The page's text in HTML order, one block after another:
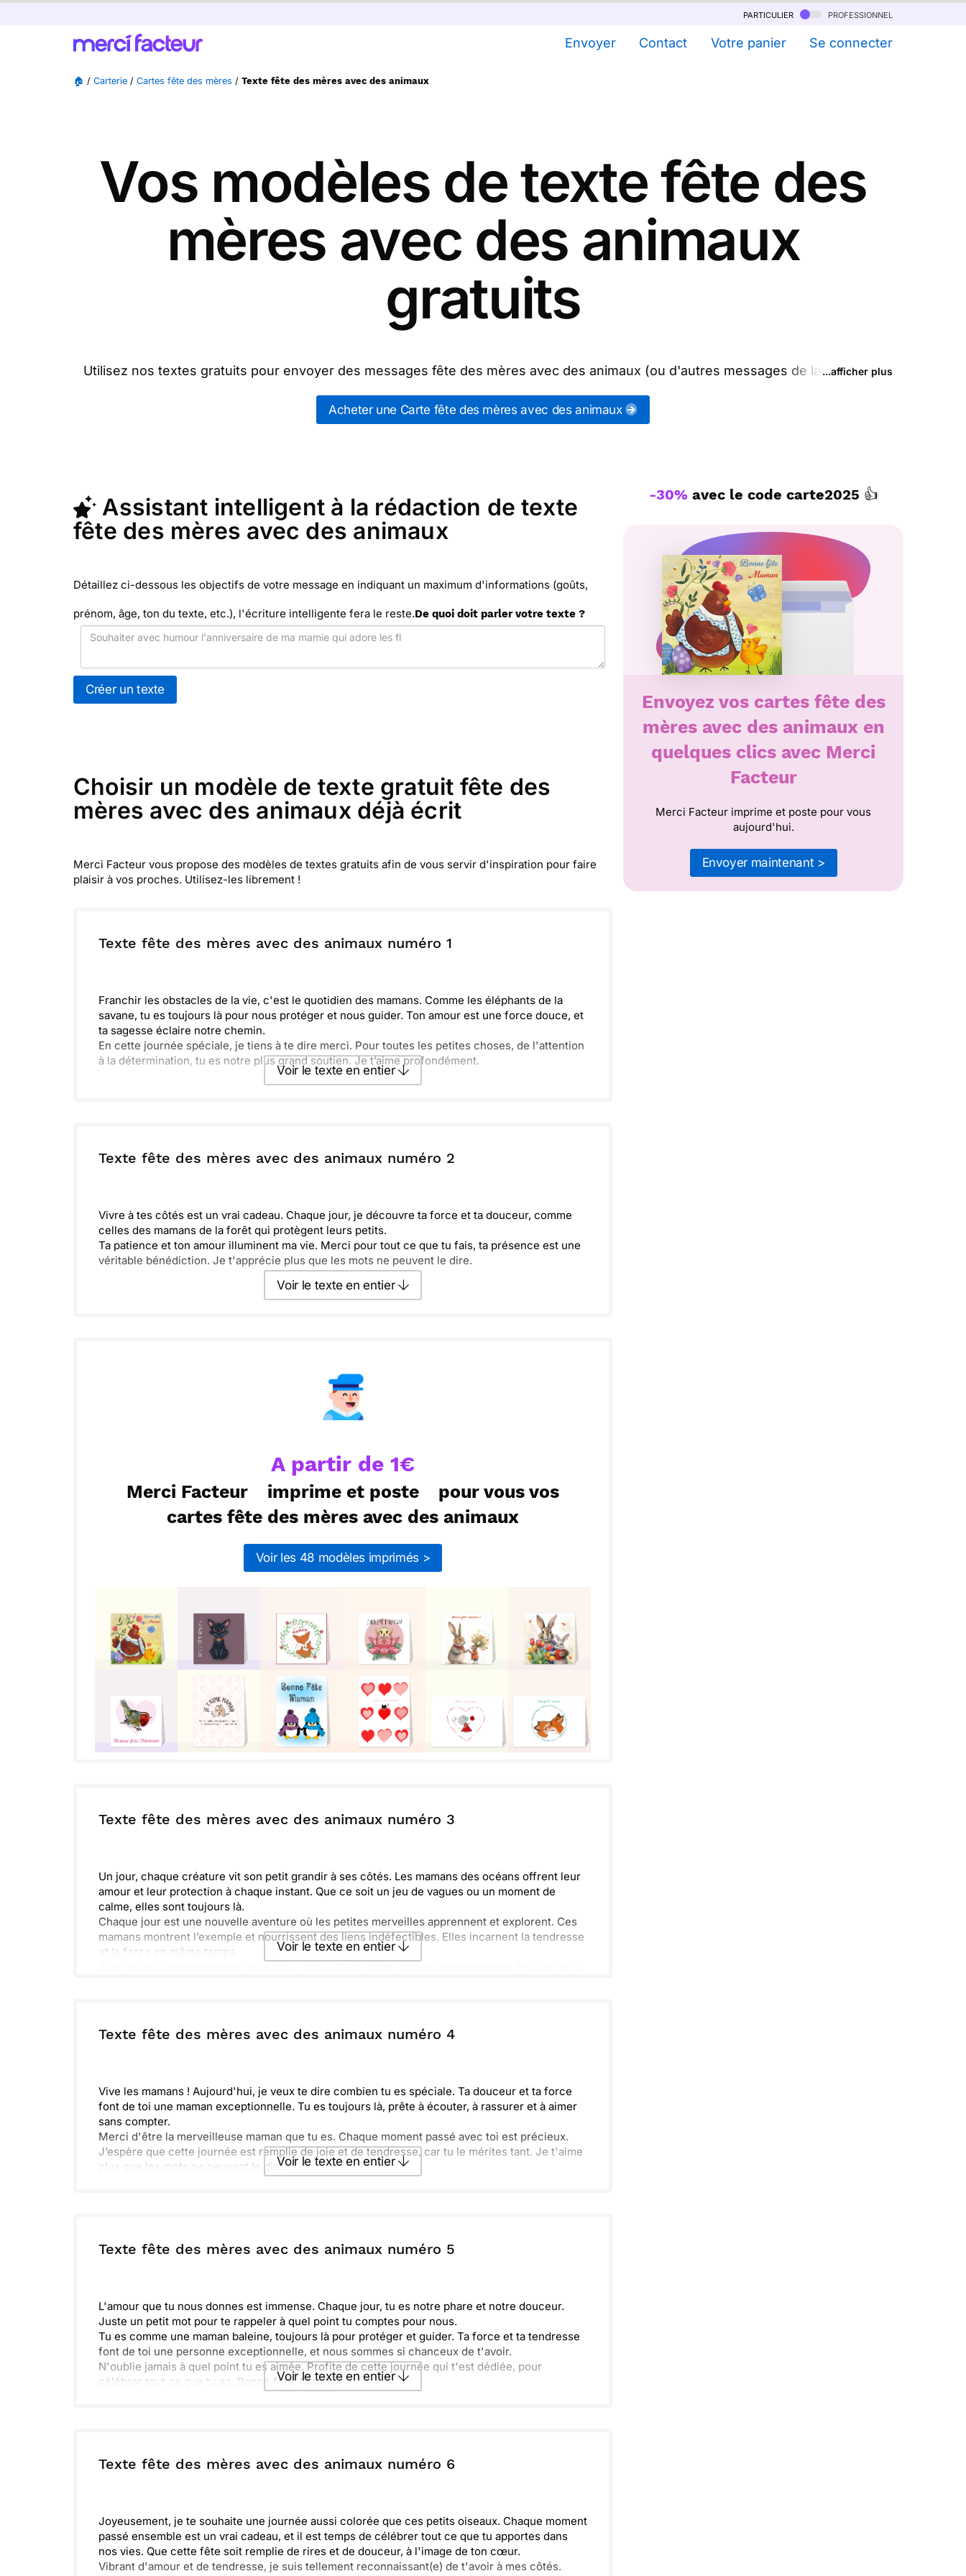
particulier professionnel
Envoyer Contact Votre panier Se connecter
🏠 / Carterie / Cartes fête des mères / Texte fête des mères avec des animaux
Vos modèles de texte fête des
mères avec des animaux
gratuits
Utilisez nos textes gratuits pour envoyer des messages fête des mères avec des animaux (ou d'autres messages de la catégorie
En quelques clics, récupérez le texte fête des mères avec des animaux qui vous convient, ou envoyez ce texte personnalisé par La
Poste avec Merci Facteur (c'est rapide et pas cher). Merci Facteur vous propose 48 modèles imprimés de fête des mères avec des
...afficher plus
Acheter une Carte fête des mères avec des animaux
Assistant intelligent à la rédaction de texte
fête des mères avec des animaux
Détaillez ci-dessous les objectifs de votre message en indiquant un maximum d'informations (goûts,
prénom, âge, ton du texte, etc.), l'écriture intelligente fera le reste.De quoi doit parler votre texte ?
Créer un texte
Choisir un modèle de texte gratuit fête des
mères avec des animaux déjà écrit
Merci Facteur vous propose des modèles de textes gratuits afin de vous servir d'inspiration pour faire
plaisir à vos proches. Utilisez-les librement !
Texte fête des mères avec des animaux numéro 1
Franchir les obstacles de la vie, c'est le quotidien des mamans. Comme les éléphants de la
savane, tu es toujours là pour nous protéger et nous guider. Ton amour est une force douce, et
ta sagesse éclaire notre chemin.
En cette journée spéciale, je tiens à te dire merci. Pour toutes les petites choses, de l'attention
à la détermination, tu es notre plus grand soutien. Je t’aime profondément.
Voir le texte en entier
ou : Copier Recevoir par mail Envoyer
Texte fête des mères avec des animaux numéro 2
Vivre à tes côtés est un vrai cadeau. Chaque jour, je découvre ta force et ta douceur, comme
celles des mamans de la forêt qui protègent leurs petits.
Ta patience et ton amour illuminent ma vie. Merci pour tout ce que tu fais, ta présence est une
véritable bénédiction. Je t'apprécie plus que les mots ne peuvent le dire.
Voir le texte en entier
A partir de 1€
Merci Facteur imprime et poste
pour vous vos
cartes fête des mères avec des animaux
Voir les 48 modèles imprimés >
Texte fête des mères avec des animaux numéro 3
Un jour, chaque créature vit son petit grandir à ses côtés. Les mamans des océans offrent leur
amour et leur protection à chaque instant. Que ce soit un jeu de vagues ou un moment de
calme, elles sont toujours là.
Chaque jour est une nouvelle aventure où les petites merveilles apprennent et explorent. Ces
mamans montrent l’exemple et nourrissent des liens indéfectibles. Elles incarnent la tendresse
et la force en même temps.
Voir le texte en entier
ou : Copier Recevoir par mail Envoyer
Texte fête des mères avec des animaux numéro 4
Vive les mamans ! Aujourd'hui, je veux te dire combien tu es spéciale. Ta douceur et ta force
font de toi une maman exceptionnelle. Tu es toujours là, prête à écouter, à rassurer et à aimer
sans compter.
Merci d'être la merveilleuse maman que tu es. Chaque moment passé avec toi est précieux.
J’espère que cette journée est remplie de joie et de tendresse, car tu le mérites tant. Je t'aime
plus que les mots ne peuvent le dire.Voir le texte en entier
ou : Copier Recevoir par mail Envoyer
Texte fête des mères avec des animaux numéro 5
L'amour que tu nous donnes est immense. Chaque jour, tu es notre phare et notre douceur.
Juste un petit mot pour te rappeler à quel point tu comptes pour nous.
Tu es comme une maman baleine, toujours là pour protéger et guider. Ta force et ta tendresse
font de toi une personne exceptionnelle, et nous sommes si chanceux de t'avoir.
N'oublie jamais à quel point tu es aimée. Profite de cette journée qui t'est dédiée, pour
célébrer tout ce que tu es. Bonne fête, Maman !
Voir le texte en entier
ou : Copier Recevoir par mail Envoyer
Texte fête des mères avec des animaux numéro 6
Joyeusement, je te souhaite une journée aussi colorée que ces petits oiseaux. Chaque moment
passé ensemble est un vrai cadeau, et il est temps de célébrer tout ce que tu apportes dans
nos vies. Que cette fête soit remplie de rires et de douceur, à l'image de ton cœur.
Vibrant d'amour et de tendresse, je suis tellement reconnaissant(e) de t'avoir à mes côtés.
-30% avec le code carte2025 👍
Envoyez vos cartes fête des
mères avec des animaux en
quelques clics avec Merci
Facteur
Merci Facteur imprime et poste pour vous
aujourd'hui.
Envoyer maintenant >